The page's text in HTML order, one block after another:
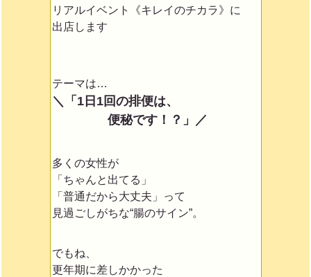
リアルイベント《キレイのチカラ》に
出店します
テーマは…
＼「1日1回の排便は、
便秘です！？」／
多くの女性が
「ちゃんと出てる」
「普通だから大丈夫」って
見過ごしがちな“腸のサイン”。
でもね、
更年期に差しかかった